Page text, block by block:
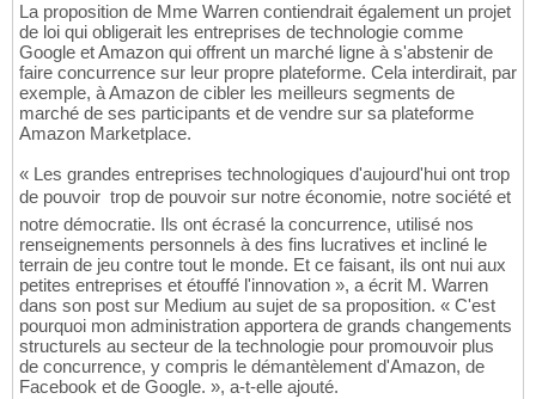
La proposition de Mme Warren contiendrait également un projet
de loi qui obligerait les entreprises de technologie comme
Google et Amazon qui offrent un marché ligne à s'abstenir de
faire concurrence sur leur propre plateforme. Cela interdirait, par
exemple, à Amazon de cibler les meilleurs segments de
marché de ses participants et de vendre sur sa plateforme
Amazon Marketplace.
« Les grandes entreprises technologiques d'aujourd'hui ont trop
de pouvoir  trop de pouvoir sur notre économie, notre société et
notre démocratie. Ils ont écrasé la concurrence, utilisé nos
renseignements personnels à des fins lucratives et incliné le
terrain de jeu contre tout le monde. Et ce faisant, ils ont nui aux
petites entreprises et étouffé l'innovation », a écrit M. Warren
dans son post sur Medium au sujet de sa proposition. « C'est
pourquoi mon administration apportera de grands changements
structurels au secteur de la technologie pour promouvoir plus
de concurrence, y compris le démantèlement d'Amazon, de
Facebook et de Google. », a-t-elle ajouté.